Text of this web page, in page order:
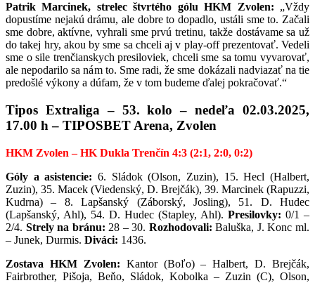
Patrik Marcinek, strelec štvrtého gólu HKM Zvolen: „Vždy
dopustíme nejakú drámu, ale dobre to dopadlo, ustáli sme to. Začali
sme dobre, aktívne, vyhrali sme prvú tretinu, takže dostávame sa už
do takej hry, akou by sme sa chceli aj v play-off prezentovať. Vedeli
sme o sile trenčianskych presiloviek, chceli sme sa tomu vyvarovať,
ale nepodarilo sa nám to. Sme radi, že sme dokázali nadviazať na tie
predošlé výkony a dúfam, že v tom budeme ďalej pokračovať.“
Tipos Extraliga – 53. kolo – nedeľa 02.03.2025,
17.00 h – TIPOSBET Arena, Zvolen
HKM Zvolen – HK Dukla Trenčín 4:3 (2:1, 2:0, 0:2)
Góly a asistencie: 6. Sládok (Olson, Zuzin), 15. Hecl (Halbert,
Zuzin), 35. Macek (Viedenský, D. Brejčák), 39. Marcinek (Rapuzzi,
Kudrna) – 8. Lapšanský (Záborský, Josling), 51. D. Hudec
(Lapšanský, Ahl), 54. D. Hudec (Stapley, Ahl). Presilovky: 0/1 –
2/4. Strely na bránu: 28 – 30. Rozhodovali: Baluška, J. Konc ml.
– Junek, Durmis. Diváci: 1436.
Zostava HKM Zvolen: Kantor (Boľo) – Halbert, D. Brejčák,
Fairbrother, Pišoja, Beňo, Sládok, Kobolka – Zuzin (C), Olson,